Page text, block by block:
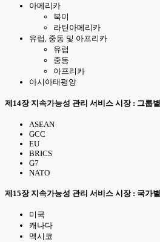
아메리카
북미
라틴아메리카
유럽, 중동 및 아프리카
유럽
중동
아프리카
아시아태평양
제14장 지속가능성 관리 서비스 시장 : 그룹별
ASEAN
GCC
EU
BRICS
G7
NATO
제15장 지속가능성 관리 서비스 시장 : 국가별
미국
캐나다
멕시코